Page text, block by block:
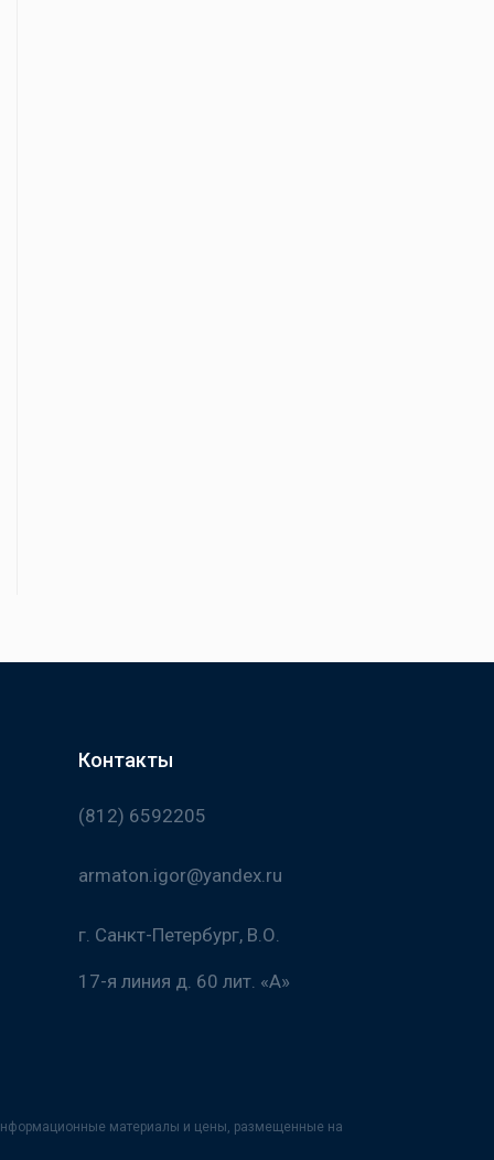
Контакты
(812) 6592205
armaton.igor@yandex.ru
г. Санкт-Петербург, В.О.
17-я линия д. 60 лит. «А»
материалы и цены, размещенные на